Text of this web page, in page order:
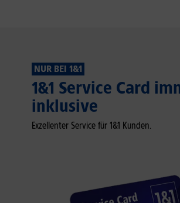
NUR BEI 1&1
1&1 Service Card
inklusive
Exzellenter Service für 1&1 Kunden.